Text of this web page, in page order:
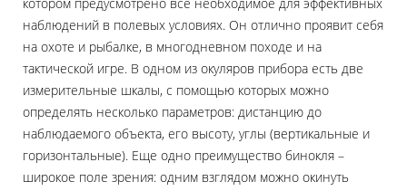
наблюдений в полевых условиях. Он отлично проявит себя
на охоте и рыбалке, в многодневном походе и на
тактической игре. В одном из окуляров прибора есть две
измерительные шкалы, с помощью которых можно
определять несколько параметров: дистанцию до
наблюдаемого объекта, его высоту, углы (вертикальные и
горизонтальные). Еще одно преимущество бинокля –
широкое поле зрения: одним взглядом можно окинуть